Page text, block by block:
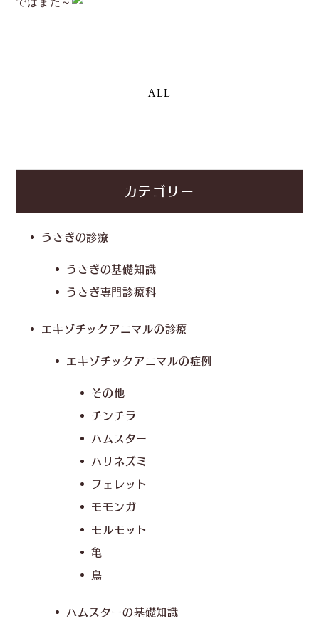
ALL
カテゴリー
うさぎの診療
うさぎの基礎知識
うさぎ専門診療科
エキゾチックアニマルの診療
エキゾチックアニマルの症例
その他
チンチラ
ハムスター
ハリネズミ
フェレット
モモンガ
モルモット
亀
鳥
ハムスターの基礎知識